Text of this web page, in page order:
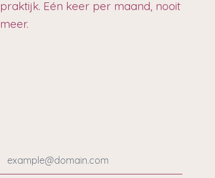
praktijk. Eén keer per maand, nooit
meer.